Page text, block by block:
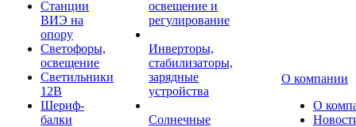
Станции
ВИЭ на
опору
Светофоры,
освещение
Светильники
12В
Шериф-
балки
освещение и
регулирование
Инверторы,
стабилизаторы,
зарядные
устройства
Солнечные
О компании
О